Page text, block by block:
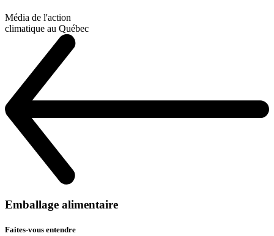
Média de l'action
climatique au Québec
Emballage alimentaire
Faites-vous entendre